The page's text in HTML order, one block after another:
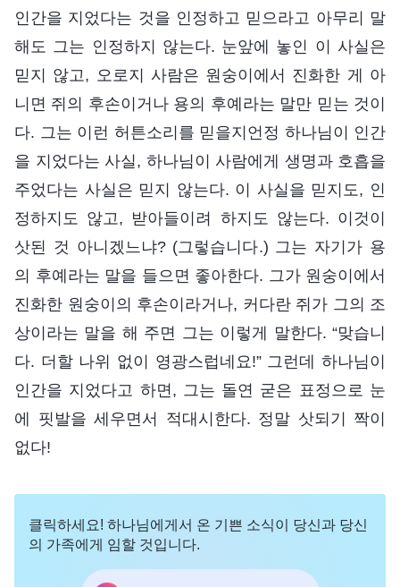
인간을 지었다는 것을 인정하고 믿으라고 아무리 말
해도 그는 인정하지 않는다. 눈앞에 놓인 이 사실은
믿지 않고, 오로지 사람은 원숭이에서 진화한 게 아
니면 쥐의 후손이거나 용의 후예라는 말만 믿는 것이
다. 그는 이런 허튼소리를 믿을지언정 하나님이 인간
을 지었다는 사실, 하나님이 사람에게 생명과 호흡을
주었다는 사실은 믿지 않는다. 이 사실을 믿지도, 인
정하지도 않고, 받아들이려 하지도 않는다. 이것이
삿된 것 아니겠느냐? (그렇습니다.) 그는 자기가 용
의 후예라는 말을 들으면 좋아한다. 그가 원숭이에서
진화한 원숭이의 후손이라거나, 커다란 쥐가 그의 조
상이라는 말을 해 주면 그는 이렇게 말한다. “맞습니
다. 더할 나위 없이 영광스럽네요!” 그런데 하나님이
인간을 지었다고 하면, 그는 돌연 굳은 표정으로 눈
에 핏발을 세우면서 적대시한다. 정말 삿되기 짝이
없다!
클릭하세요! 하나님에게서 온 기쁜 소식이 당신과 당신
의 가족에게 임할 것입니다.